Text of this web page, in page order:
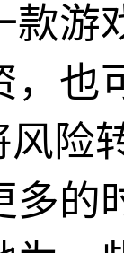
款游
，也
风险
多的